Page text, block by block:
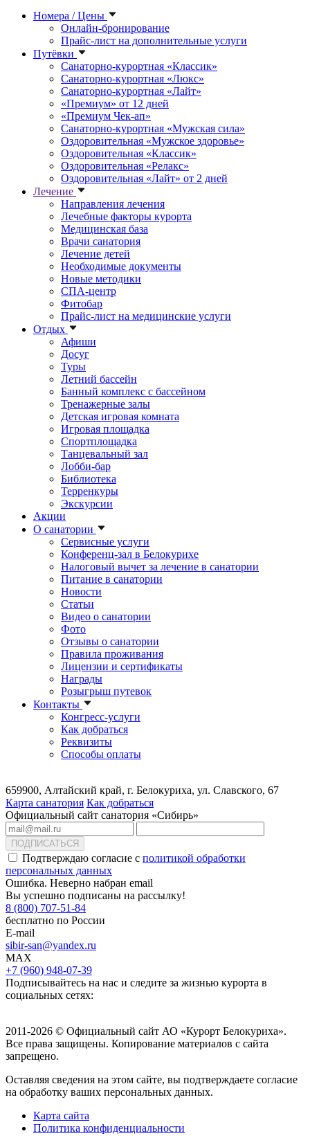
Номера / Цены
Онлайн-бронирование
Прайс-лист на дополнительные услуги
Путёвки
Санаторно-курортная «Классик»
Санаторно-курортная «Люкс»
Санаторно-курортная «Лайт»
«Премиум» от 12 дней
«Премиум Чек-ап»
Санаторно-курортная «Мужская сила»
Оздоровительная «Мужское здоровье»
Оздоровительная «Классик»
Оздоровительная «Релакс»
Оздоровительная «Лайт» от 2 дней
Лечение
Направления лечения
Лечебные факторы курорта
Медицинская база
Врачи санатория
Лечение детей
Необходимые документы
Новые методики
СПА-центр
Фитобар
Прайс-лист на медицинские услуги
Отдых
Афиши
Досуг
Туры
Летний бассейн
Банный комплекс с бассейном
Тренажерные залы
Детская игровая комната
Игровая площадка
Спортплощадка
Танцевальный зал
Лобби-бар
Библиотека
Терренкуры
Экскурсии
Акции
О санатории
Сервисные услуги
Конференц-зал в Белокурихе
Налоговый вычет за лечение в санатории
Питание в санатории
Новости
Статьи
Видео о санатории
Фото
Отзывы о санатории
Правила проживания
Лицензии и сертификаты
Награды
Розыгрыш путевок
Контакты
Конгресс-услуги
Как добраться
Реквизиты
Способы оплаты
659900, Алтайский край, г. Белокуриха, ул. Славского, 67
Карта санатория Как добраться
Официальный сайт санатория «Сибирь»
ПОДПИСАТЬСЯ
Подтверждаю согласие с политикой обработки
персональных данных
Ошибка. Неверно набран email
Вы успешно подписаны на рассылку!
8 (800) 707-51-84
бесплатно по России
E-mail
sibir-san@yandex.ru
MAX
+7 (960) 948-07-39
Подписывайтесь на нас и следите за жизнью курорта в
социальных сетях:
2011-2026 © Официальный сайт АО «Курорт Белокуриха».
Все права защищены. Копирование материалов с сайта
запрещено.
Оставляя сведения на этом сайте, вы подтверждаете согласие
на обработку ваших персональных данных.
Карта сайта
Политика конфиденциальности